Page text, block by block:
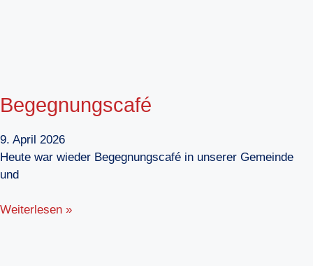
Begegnungscafé
9. April 2026
Heute war wieder Begegnungscafé in unserer Gemeinde
und
Weiterlesen »